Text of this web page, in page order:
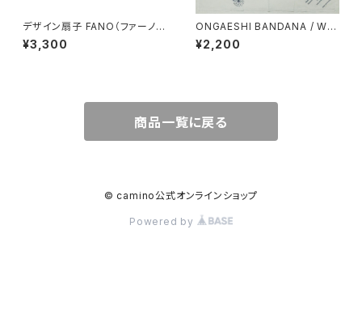
デザイン扇子 FANO（ファーノ）
ORIZURU
¥3,300
ONGAESHI BANDANA / WHI
TE（恩返紙バンダナ）
¥2,200
商品一覧に戻る
© camino公式オンラインショップ
Powered by